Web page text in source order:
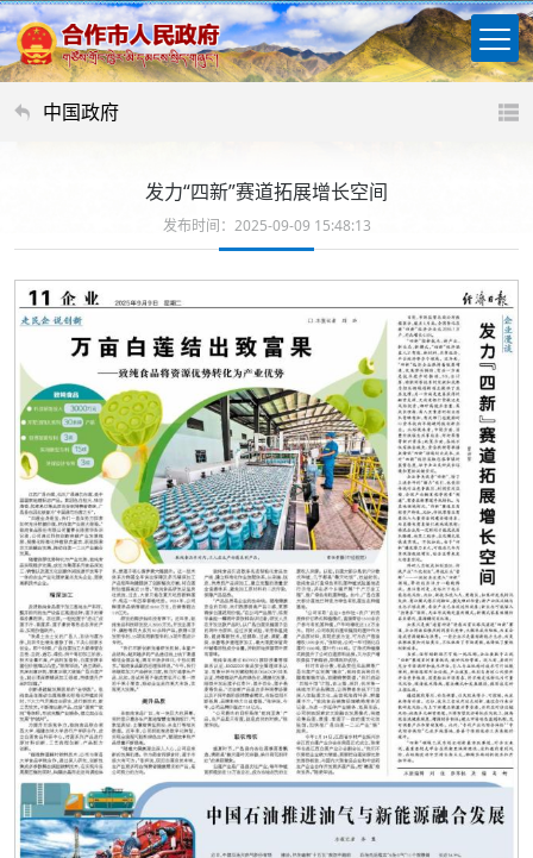
中国政府
发力“四新”赛道拓展增长空间
发布时间：2025-09-09 15:48:13